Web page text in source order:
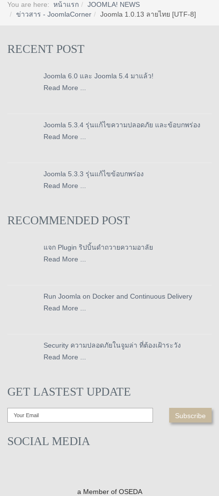
You are here: หน้าแรก
JOOMLA! NEWS
ข่าวสาร - JoomlaCorner
Joomla 1.0.13 ลายไทย [UTF-8]
RECENT POST
Joomla 6.0 และ Joomla 5.4 มาแล้ว!
Read More ...
Joomla 5.3.4 รุ่นแก้ไขความปลอดภัย และข้อบกพร่อง
Read More ...
Joomla 5.3.3 รุ่นแก้ไขข้อบกพร่อง
Read More ...
RECOMMENDED POST
แจก Plugin ริปบิ้นดำถวายความอาลัย
Read More ...
Run Joomla on Docker and Continuous Delivery
Read More ...
Security ความปลอดภัยในจูมล่า ที่ต้องเฝ้าระวัง
Read More ...
GET LASTEST UPDATE
SOCIAL MEDIA
a Member of OSEDA